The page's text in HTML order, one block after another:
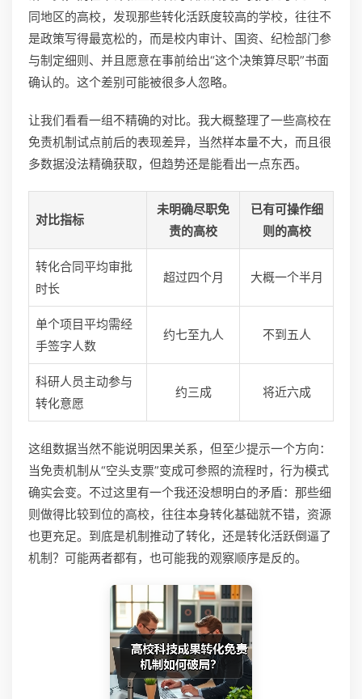
同地区的高校，发现那些转化活跃度较高的学校，往往不
是政策写得最宽松的，而是校内审计、国资、纪检部门参
与制定细则、并且愿意在事前给出“这个决策算尽职”书面
确认的。这个差别可能被很多人忽略。
让我们看看一组不精确的对比。我大概整理了一些高校在
免责机制试点前后的表现差异，当然样本量不大，而且很
多数据没法精确获取，但趋势还是能看出一点东西。
对比指标
未明确尽职免
责的高校
已有可操作细
则的高校
转化合同平均审批
时长
超过四个月 大概一个半月
单个项目平均需经
手签字人数
约七至九人 不到五人
科研人员主动参与
转化意愿
约三成 将近六成
这组数据当然不能说明因果关系，但至少提示一个方向：
当免责机制从“空头支票”变成可参照的流程时，行为模式
确实会变。不过这里有一个我还没想明白的矛盾：那些细
则做得比较到位的高校，往往本身转化基础就不错，资源
也更充足。到底是机制推动了转化，还是转化活跃倒逼了
机制？可能两者都有，也可能我的观察顺序是反的。